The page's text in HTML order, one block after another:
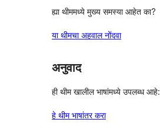
ह्या थीममध्ये मुख्य समस्या आहेत का?
या थीमचा अहवाल नोंदवा
अनुवाद
ही थीम खालील भाषांमध्ये उपलब्ध आहे:
हे थीम भाषांतर करा